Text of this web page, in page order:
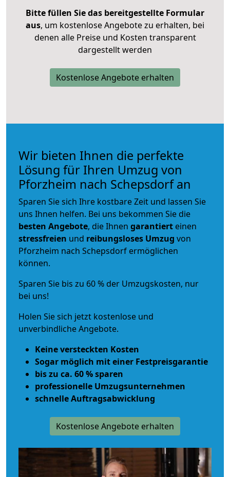
Bitte füllen Sie das bereitgestellte Formular
aus, um kostenlose Angebote zu erhalten, bei
denen alle Preise und Kosten transparent
dargestellt werden
Kostenlose Angebote erhalten
Wir bieten Ihnen die perfekte
Lösung für Ihren Umzug von
Pforzheim nach Schepsdorf an
Sparen Sie sich Ihre kostbare Zeit und lassen Sie
uns Ihnen helfen. Bei uns bekommen Sie die
besten Angebote, die Ihnen garantiert einen
stressfreien und reibungsloses Umzug von
Pforzheim nach Schepsdorf ermöglichen
können.
Sparen Sie bis zu 60 % der Umzugskosten, nur
bei uns!
Holen Sie sich jetzt kostenlose und
unverbindliche Angebote.
Keine versteckten Kosten
Sogar möglich mit einer Festpreisgarantie
bis zu ca. 60 % sparen
professionelle Umzugsunternehmen
schnelle Auftragsabwicklung
Kostenlose Angebote erhalten